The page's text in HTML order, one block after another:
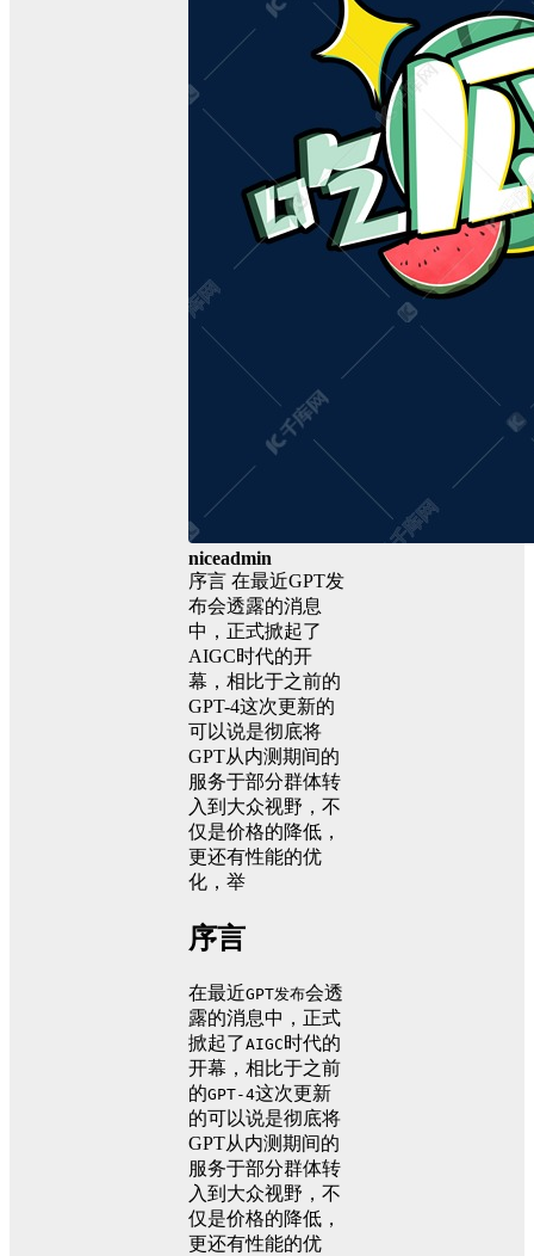
niceadmin
序言 在最近GPT发
布会透露的消息
中，正式掀起了
AIGC时代的开
幕，相比于之前的
GPT-4这次更新的
可以说是彻底将
GPT从内测期间的
服务于部分群体转
入到大众视野，不
仅是价格的降低，
更还有性能的优
化，举
序言
在最近GPT发布会透
露的消息中，正式
掀起了AIGC时代的
开幕，相比于之前
的GPT-4这次更新
的可以说是彻底将
GPT从内测期间的
服务于部分群体转
入到大众视野，不
仅是价格的降低，
更还有性能的优